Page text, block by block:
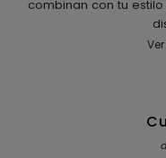
combinan con tu